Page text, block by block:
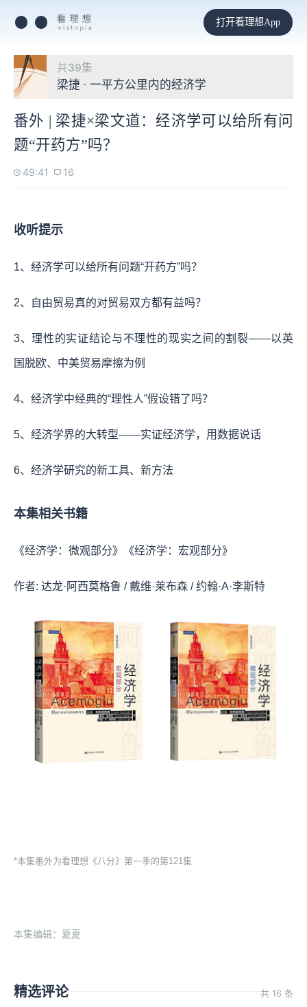
打开看理想App
共39集
梁捷 · 一平方公里内的经济学
番外 | 梁捷×梁文道：经济学可以给所有问
题“开药方”吗？
49:41 16
收听提示
1、经济学可以给所有问题“开药方”吗？
2、自由贸易真的对贸易双方都有益吗？
3、理性的实证结论与不理性的现实之间的割裂——以英
国脱欧、中美贸易摩擦为例
4、经济学中经典的“理性人”假设错了吗？
5、经济学界的大转型——实证经济学，用数据说话
6、经济学研究的新工具、新方法
本集相关书籍
《经济学：微观部分》《经济学：宏观部分》
作者: 达龙·阿西莫格鲁 / 戴维·莱布森 / 约翰·A·李斯特
*本集番外为看理想《八分》第一季的第121集
本集编辑：夏夏
精选评论 共 16 条